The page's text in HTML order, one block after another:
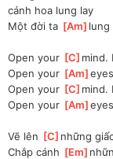
cánh hoa lung lay
Một đời ta [Am ]lung
Open your [C ]mind.
Open your [Am ]
Open your [C ]mind.
Open your [Am ]
Vẽ lên [C ]những
Chắp cánh [Em ]